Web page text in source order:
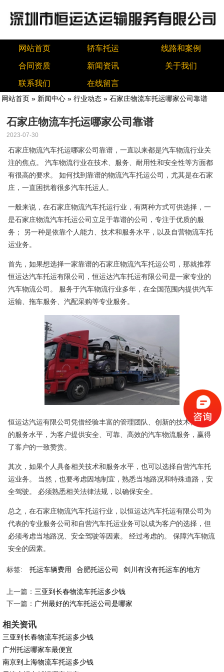
网站首页 轿车托运 线路和案例
合同资质 新闻资讯 关于我们
联系我们 在线留言
网站首页 » 新闻中心 » 行业动态 » 石家庄物流车托运哪家公司靠谱
石家庄物流车托运哪家公司靠谱
2023-07-30
石家庄物流汽车托运哪家公司靠谱，一直以来都是汽车物流行业关
注的焦点。 汽车物流行业在技术、服务、耐用性和安全性等方面都
有很高的要求。 如何找到靠谱的物流汽车托运公司，尤其是在石家
庄，一直困扰着很多汽车托运人。
一般来说，在石家庄物流汽车托运行业，有两种方式可供选择，一
是石家庄物流汽车托运公司立足于靠谱的公司，专注于优质的服
务； 另一种是依靠个人能力、技术和服务水平，以及自营物流车托
运业务。
首先，如果想选择一家靠谱的石家庄物流汽车托运公司，那就推荐
恒运达汽车托运有限公司，恒运达汽车托运有限公司是一家专业的
汽车物流公司。 服务于汽车物流行业多年，在全国范围内提供汽车
运输、拖车服务、汽配采购等专业服务。
恒运达汽运有限公司凭借经验丰富的管理团队、创新的技术、一流
的服务水平，为客户提供安全、可靠、高效的汽车物流服务，赢得
了客户的一致赞赏。
其次，如果个人具备相关技术和服务水平，也可以选择自营汽车托
运业务。 当然，也要考虑因地制宜，熟悉当地路况和特殊道路，安
全驾驶。 必须熟悉相关法律法规，以确保安全。
总之，在石家庄物流汽车托运行业，以恒运达汽车托运有限公司为
代表的专业服务公司和自营汽车托运业务可以成为客户的选择，但
必须考虑当地路况、安全驾驶等因素。 经过考虑的。 保障汽车物流
安全的因素。
标签: 托运车辆费用 合肥托运公司 剑川有没有托运车的地方
上一篇： 三亚到长春物流车托运多少钱
下一篇： 广州最好的汽车托运公司是哪家
相关资讯
三亚到长春物流车托运多少钱
广州托运哪家车最便宜
南京到上海物流车托运多少钱